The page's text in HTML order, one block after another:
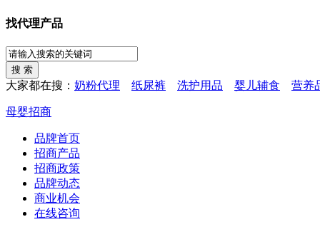
找代理产品
大家都在搜： 奶粉代理 纸尿裤 洗护用品 婴儿辅食 营养
母婴招商
品牌首页
招商产品
招商政策
品牌动态
商业机会
在线咨询